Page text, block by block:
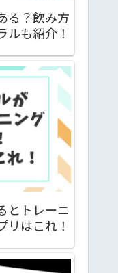
る？飲み方
ルも紹介！
とトレーニ
リはこれ！